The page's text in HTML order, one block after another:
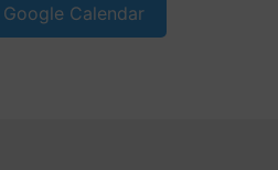
Calendar